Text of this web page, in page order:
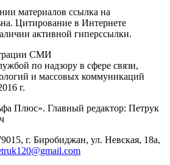
материалов ссылка на
Цитирование в Интернете
активной гиперссылки.
СМИ
по надзору в сфере связи,
и массовых коммуникаций
г.
Плюс». Главный редактор: Петрук
г. Биробиджан, ул. Невская, 18а,